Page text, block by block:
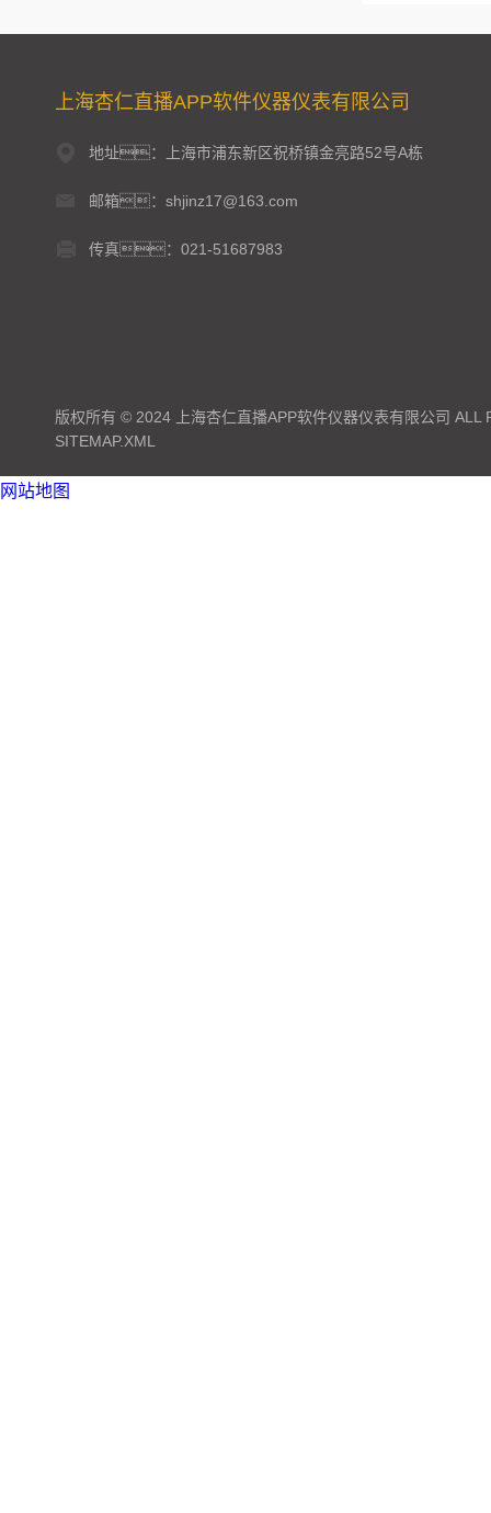
上海杏仁直播APP软件仪器仪表有限公司
地址：上海市浦东新区祝桥镇金亮路52号A栋
邮箱：shjinz17@163.com
传真：021-51687983
版权所有 © 2024 上海杏仁直播APP软件仪器仪表有限公司 ALL
SITEMAP.XML
网站地图